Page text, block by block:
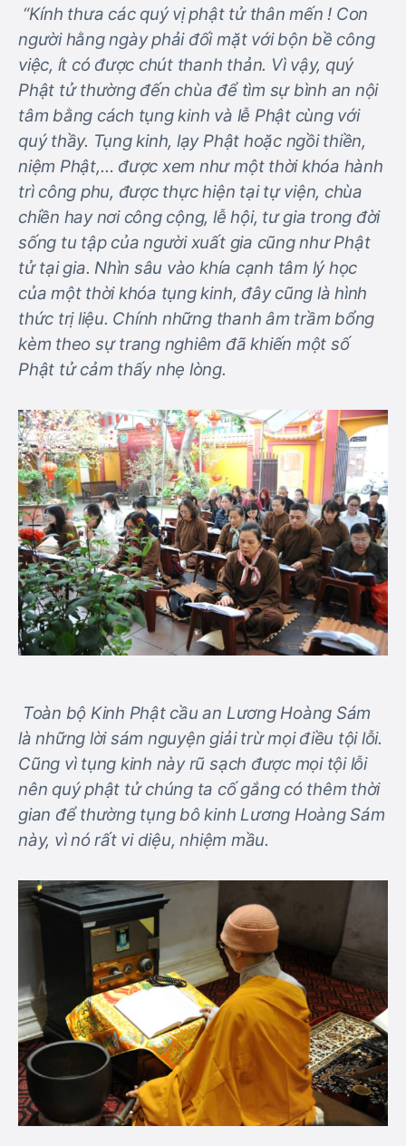
“Kính thưa các quý vị phật tử thân mến ! Con
người hằng ngày phải đối mặt với bộn bề công
việc, ít có được chút thanh thản. Vì vậy, quý
Phật tử thường đến chùa để tìm sự bình an nội
tâm bằng cách tụng kinh và lễ Phật cùng với
quý thầy. Tụng kinh, lạy Phật hoặc ngồi thiền,
niệm Phật,… được xem như một thời khóa hành
trì công phu, được thực hiện tại tự viện, chùa
chiền hay nơi công cộng, lễ hội, tư gia trong đời
sống tu tập của người xuất gia cũng như Phật
tử tại gia. Nhìn sâu vào khía cạnh tâm lý học
của một thời khóa tụng kinh, đây cũng là hình
thức trị liệu. Chính những thanh âm trầm bổng
kèm theo sự trang nghiêm đã khiến một số
Phật tử cảm thấy nhẹ lòng.
Toàn bộ Kinh Phật cầu an Lương Hoàng Sám
là những lời sám nguyện giải trừ mọi điều tội lỗi.
Cũng vì tụng kinh này rũ sạch được mọi tội lỗi
nên quý phật tử chúng ta cố gắng có thêm thời
gian để thường tụng bô kinh Lương Hoàng Sám
này, vì nó rất vi diệu, nhiệm mầu.